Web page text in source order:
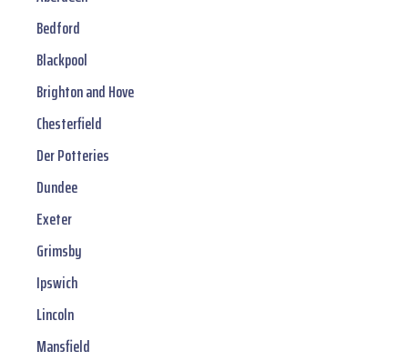
Bedford
Blackpool
Brighton and Hove
Chesterfield
Der Potteries
Dundee
Exeter
Grimsby
Ipswich
Lincoln
Mansfield